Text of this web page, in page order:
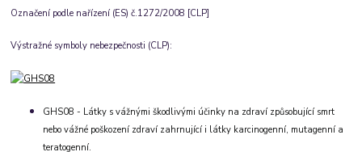
Označení podle nařízení (ES) č.1272/2008 [CLP]
Výstražné symboly nebezpečnosti (CLP):
GHS08 - Látky s vážnými škodlivými účinky na zdraví způsobující smrt
nebo vážné poškození zdraví zahrnující i látky karcinogenní, mutagenní a
teratogenní.